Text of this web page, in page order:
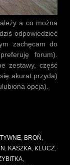
a co można
odpowiedzieć
zachęcam do
forum).
zestawy, część
akurat przyda)
opcja).
, BROŃ
KASZKA KLUCZ